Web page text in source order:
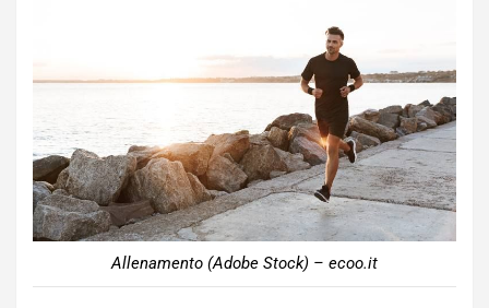
Allenamento (Adobe Stock) – ecoo.it